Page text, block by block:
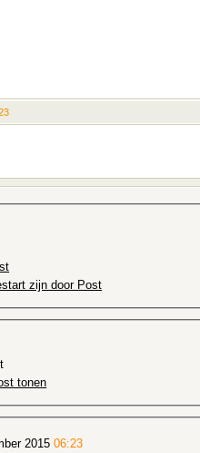
zijn door Post
tonen
201506:23